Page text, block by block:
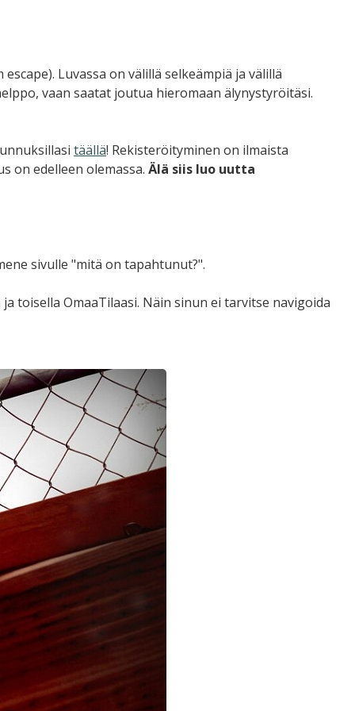
Luvassa on välillä selkeämpiä ja välillä
vaan saatat joutua hieromaan älynystyröitäsi.
täällä! Rekisteröityminen on ilmaista
on edelleen olemassa. Älä siis luo uutta
sivulle "mitä on tapahtunut?".
toisella OmaaTilaasi. Näin sinun ei tarvitse navigoida